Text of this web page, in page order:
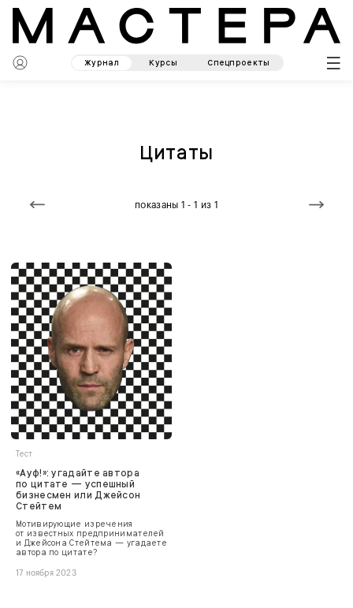
Журнал Курсы Спецпроекты
Цитаты
показаны 1 - 1 из 1
Тест
«Ауф!»: угадайте автора
по цитате — успешный
бизнесмен или Джейсон
Стейтем
Мотивирующие изречения
от известных предпринимателей
и Джейсона Стейтема — угадаете
автора по цитате?
17 ноября 2023